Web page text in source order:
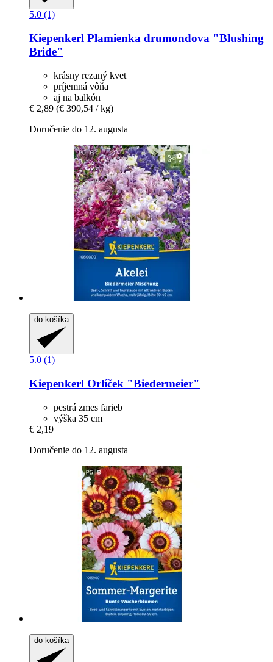
5.0 (1)
Kiepenkerl Plamienka drumondova "Blushing
Bride"
krásny rezaný kvet
príjemná vôňa
aj na balkón
€ 2,89 (€ 390,54 / kg)
Doručenie do 12. augusta
do košíka
5.0 (1)
Kiepenkerl Orlíček "Biedermeier"
pestrá zmes farieb
výška 35 cm
€ 2,19
Doručenie do 12. augusta
do košíka